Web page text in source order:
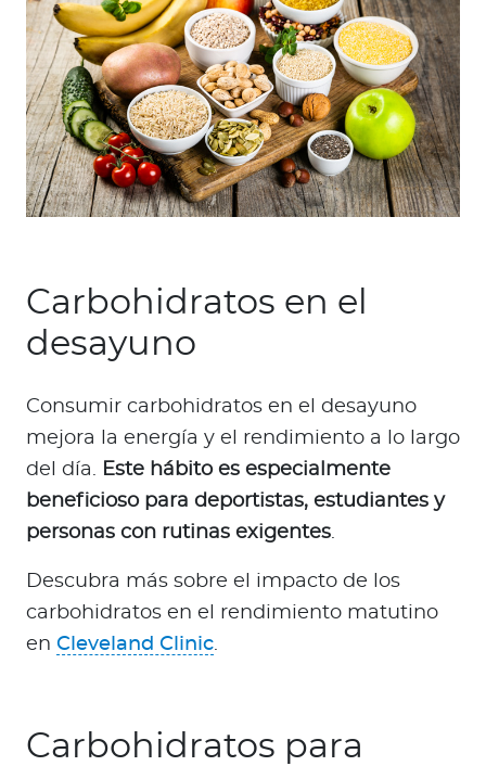
Carbohidratos en el
desayuno
Consumir carbohidratos en el desayuno
mejora la energía y el rendimiento a lo largo
del día. Este hábito es especialmente
beneficioso para deportistas, estudiantes y
personas con rutinas exigentes.
Descubra más sobre el impacto de los
carbohidratos en el rendimiento matutino
en Cleveland Clinic.
Carbohidratos para